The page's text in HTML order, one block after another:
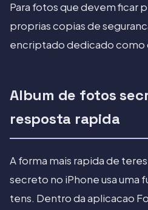
Para fotos que devem ficar
proprias copias de
encriptado dedicado como
Album de fotos
resposta rapida
A forma mais rapida de
secreto no iPhone usa uma
tens. Dentro da aplicacao